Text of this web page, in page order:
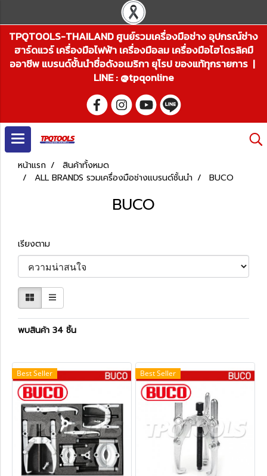
TPQTOOLS-THAILAND ศูนย์รวมเครื่องมือช่าง อุปกรณ์ช่าง
ฮาร์ดแวร์ เครื่องมือไฟฟ้า เครื่องมือลม เครื่องมือไฮโดรลิคมื
ออาชีพ แบรนด์ชั้นนำชื่อดังอเมริกา ยุโรป ของแท้ทุกรายการ |
LINE : @tpqonline
หน้าแรก
สินค้าทั้งหมด
ALL BRANDS รวมเครื่องมือช่างแบรนด์ชั้นนำ
BUCO
BUCO
เรียงตาม
พบสินค้า 34 ชิ้น
Best Seller Best Seller